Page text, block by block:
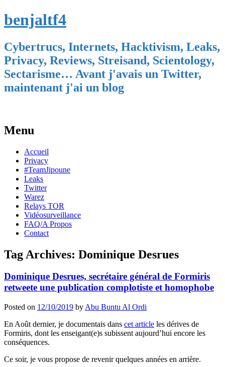
benjaltf4
Cybertrucs, Internets, Hacktivism, Leaks,
Privacy, Reviews, Streisand, Scientology,
Sectarisme… Avant j'avais un Twitter,
maintenant j'ai un blog
Menu
Skip
content
Accueil
Privacy
#TeamJipoune
Leaks
Twitter
Warez
Relays TOR
Vidéosurveillance
FAQ/A Propos
Contact
Tag Archives: Dominique Desrues
Dominique Desrues, secrétaire général de Formiris
retweete une publication complotiste et homophobe
Posted on 12/10/2019 by Abu Buntu Al Ordi
En Août dernier, je documentais dans cet article les dérives de
Formiris, dont les enseigant(e)s subissent aujourd’hui encore les
conséquences.
Ce soir, je vous propose de revenir quelques années en arrière.